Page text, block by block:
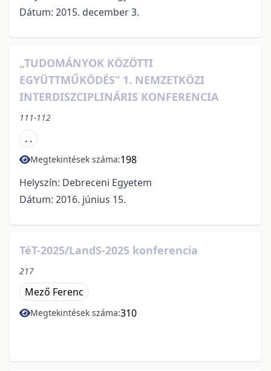
Dátum: 2015. december 3.
„TUDOMÁNYOK KÖZÖTTI
EGYÜTTMŰKÖDÉS” 1. NEMZETKÖZI
INTERDISZCIPLINÁRIS KONFERENCIA
111-112
. .
Megtekintések száma:198
Helyszín: Debreceni Egyetem
Dátum: 2016. június 15.
TéT-2025/LandS-2025 konferencia
217
Mező Ferenc
Megtekintések száma:310